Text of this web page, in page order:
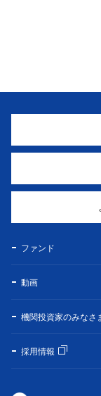
ファンド
動画
機関投資家のみなさ
採用情報